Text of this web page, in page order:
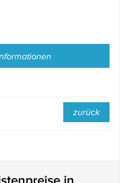
zurück
in